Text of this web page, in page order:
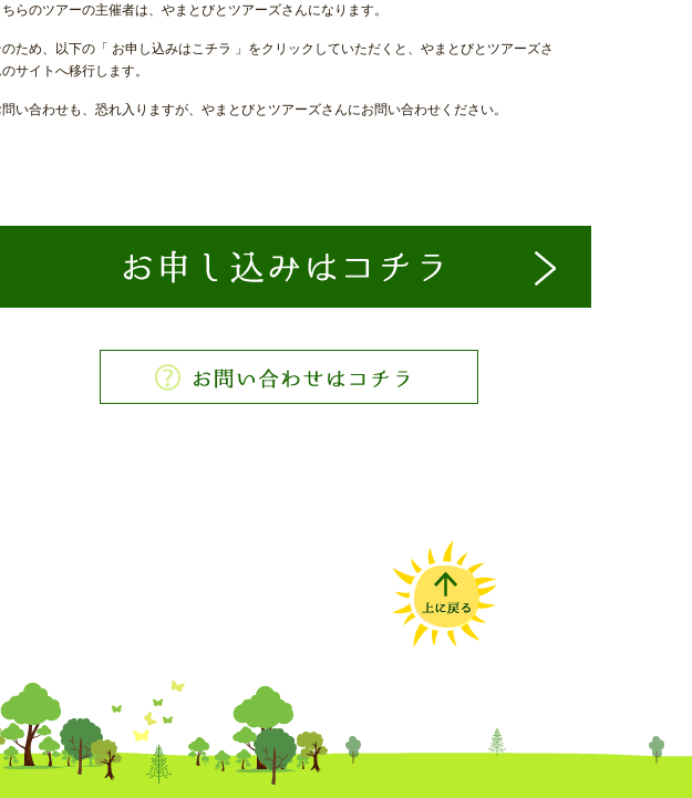
ちらのツアーの主催者は、やまとびとツアーズさんになります。
のため、以下の「 お申し込みはこチラ 」をクリックしていただくと、やまとびとツアーズさ
のサイトへ移行します。
問い合わせも、恐れ入りますが、やまとびとツアーズさんにお問い合わせください。